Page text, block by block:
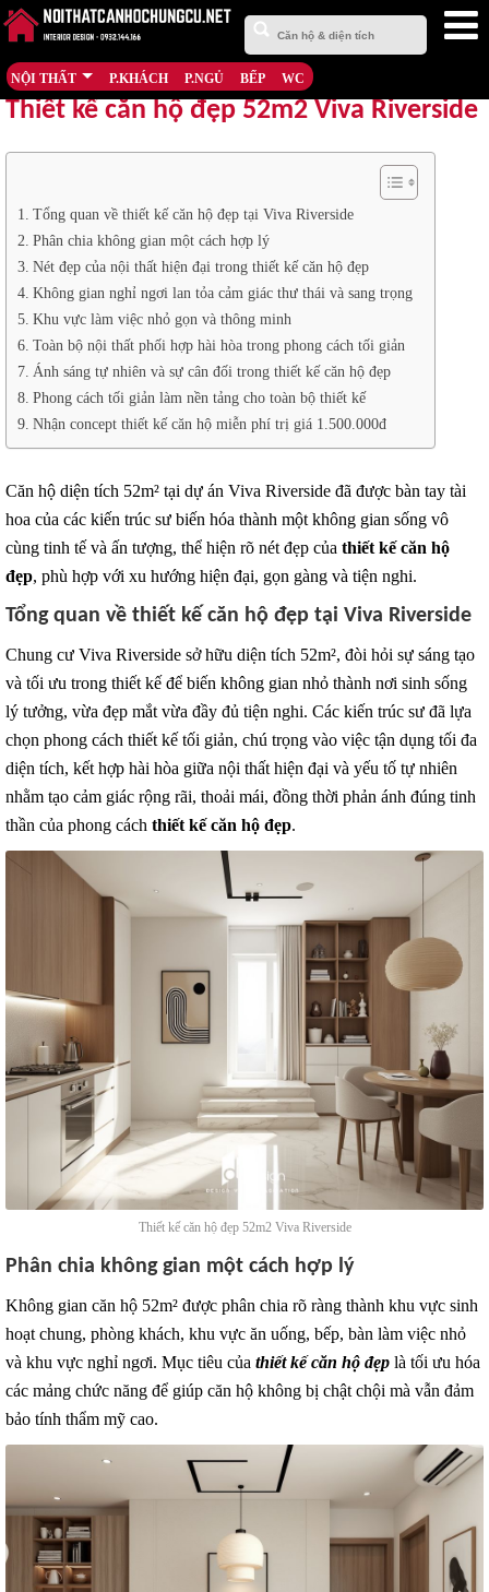
NỘI THẤT P.KHÁCH P.NGỦ BẾP WC
Thiết kế căn hộ đẹp 52m2 Viva Riverside
Tổng quan về thiết kế căn hộ đẹp tại Viva Riverside
Phân chia không gian một cách hợp lý
Nét đẹp của nội thất hiện đại trong thiết kế căn hộ đẹp
Không gian nghỉ ngơi lan tỏa cảm giác thư thái và sang trọng
Khu vực làm việc nhỏ gọn và thông minh
Toàn bộ nội thất phối hợp hài hòa trong phong cách tối giản
Ánh sáng tự nhiên và sự cân đối trong thiết kế căn hộ đẹp
Phong cách tối giản làm nền tảng cho toàn bộ thiết kế
Nhận concept thiết kế căn hộ miễn phí trị giá 1.500.000đ
Căn hộ diện tích 52m² tại dự án Viva Riverside đã được bàn tay tài
hoa của các kiến trúc sư biến hóa thành một không gian sống vô
cùng tinh tế và ấn tượng, thể hiện rõ nét đẹp của thiết kế căn hộ
đẹp, phù hợp với xu hướng hiện đại, gọn gàng và tiện nghi.
Tổng quan về thiết kế căn hộ đẹp tại Viva Riverside
Chung cư Viva Riverside sở hữu diện tích 52m², đòi hỏi sự sáng tạo
và tối ưu trong thiết kế để biến không gian nhỏ thành nơi sinh sống
lý tưởng, vừa đẹp mắt vừa đầy đủ tiện nghi. Các kiến trúc sư đã lựa
chọn phong cách thiết kế tối giản, chú trọng vào việc tận dụng tối đa
diện tích, kết hợp hài hòa giữa nội thất hiện đại và yếu tố tự nhiên
nhằm tạo cảm giác rộng rãi, thoải mái, đồng thời phản ánh đúng tinh
thần của phong cách thiết kế căn hộ đẹp.
Thiết kế căn hộ đẹp 52m2 Viva Riverside
Phân chia không gian một cách hợp lý
Không gian căn hộ 52m² được phân chia rõ ràng thành khu vực sinh
hoạt chung, phòng khách, khu vực ăn uống, bếp, bàn làm việc nhỏ
và khu vực nghỉ ngơi. Mục tiêu của thiết kế căn hộ đẹp là tối ưu hóa
các mảng chức năng để giúp căn hộ không bị chật chội mà vẫn đảm
bảo tính thẩm mỹ cao.